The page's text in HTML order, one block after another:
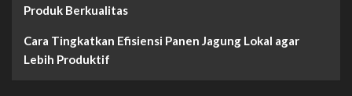
Produk Berkualitas
Cara Tingkatkan Efisiensi Panen Jagung Lokal agar
Lebih Produktif